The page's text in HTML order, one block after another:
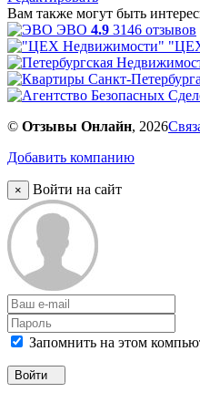
Вам также могут быть
ЭВО 4.9 3146 отзывов
© Отзывы Онлайн, 2026
Добавить компанию
× Войти на сайт
Запомнить на этом
Войти